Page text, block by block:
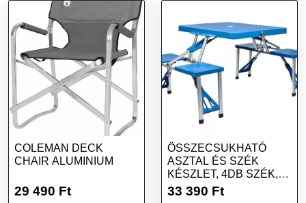
COLEMAN DECK
CHAIR ALUMINIUM
29 490 Ft
ÖSSZECSUKHATÓ
ASZTAL ÉS SZÉK
KÉSZLET, 4DB SZÉK,
82 X 82 X 68 CM, KÉK
33 390 Ft